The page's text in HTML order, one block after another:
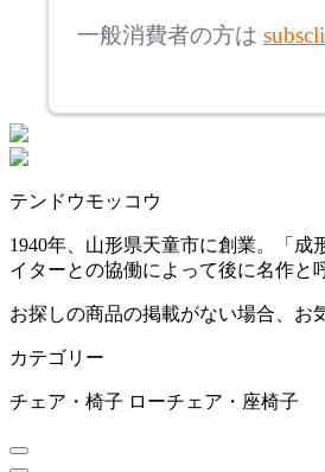
inoue
イノウエ
KAWAJUN
カワジュン
~
mm
一般消費者の方は
テンドウモッコウ
1940年、山形県天童市に創業。「
イターとの協働によって後に名作と
お探しの商品の掲載がない場合、お
カテゴリー
チェア・椅子 ローチェア・座椅子